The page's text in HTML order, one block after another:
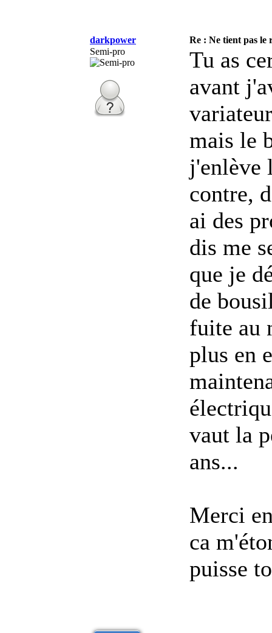
darkpower
Re : Ne tient pas le
Semi-pro
Tu as
avant
mais le
j'enlève
contre,
ai des
dis me
que je
de
fuite au
plus en
vaut la
ans...
Merci
ca
puisse